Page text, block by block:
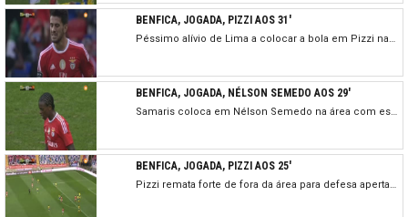
BENFICA, JOGADA, PIZZI AOS 31'
Péssimo alívio de Lima a colocar a bola em Pizzi na área, com este a rematar fortíssimo para defesa de Bracalli.
BENFICA, JOGADA, NÉLSON SEMEDO AOS 29'
Samaris coloca em Nélson Semedo na área com este a atirar um pouco por cima da barra. Podia ter sido o empate...
BENFICA, JOGADA, PIZZI AOS 25'
Pizzi remata forte de fora da área para defesa apertada de Bracalli, que cede canto.